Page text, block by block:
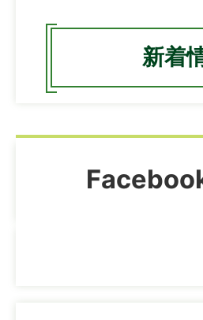
伊勢崎市「空
年 保存版」の
くわまるタク
公表します
新着